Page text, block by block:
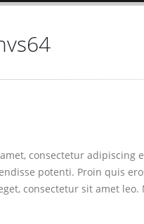
consectetur adipiscing
potenti. Proin quis
consectetur sit amet